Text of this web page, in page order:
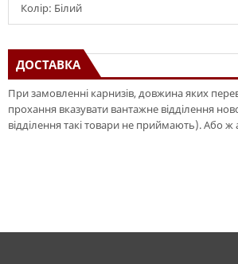
Колір: Білий
ДОСТАВКА
При замовленні карнизів, довжина яких
прохання вказувати вантажне відділення
відділення такі товари не приймають). Або ж